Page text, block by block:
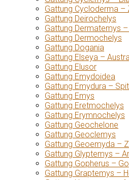
Gattung Cycloderma –
Gattung Deirochelys
Gattung Dermatemys
Gattung Dermochelys
Gattung Dogania
Gattung Elseya –
Gattung Elusor
Gattung Emydoidea
Gattung Emydura –
Gattung Emys
Gattung Eretmochelys
Gattung Erymnochelys
Gattung Geochelone
Gattung Geoclemys
Gattung Geoemyda –
Gattung Glyptemys –
Gattung Gopherus –
Gattung Graptemys –